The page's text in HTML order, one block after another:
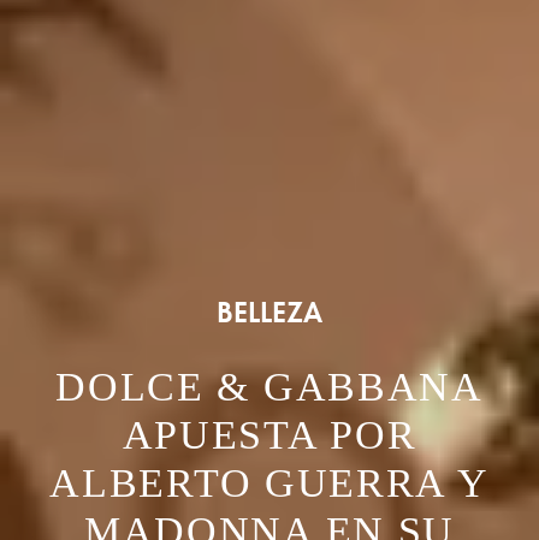
BELLEZA
DOLCE & GABBANA
APUESTA POR
ALBERTO GUERRA Y